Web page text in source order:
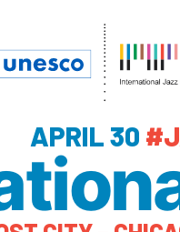
APRIL 30